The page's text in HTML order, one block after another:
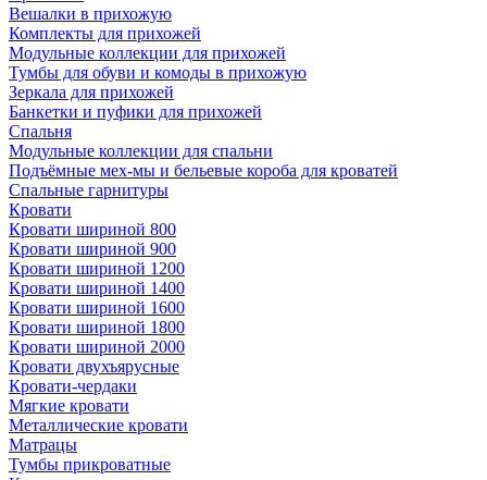
Вешалки в прихожую
Комплекты для прихожей
Модульные коллекции для прихожей
Тумбы для обуви и комоды в прихожую
Зеркала для прихожей
Банкетки и пуфики для прихожей
Спальня
Модульные коллекции для спальни
Подъёмные мех-мы и бельевые короба для кроватей
Спальные гарнитуры
Кровати
Кровати шириной 800
Кровати шириной 900
Кровати шириной 1200
Кровати шириной 1400
Кровати шириной 1600
Кровати шириной 1800
Кровати шириной 2000
Кровати двухъярусные
Кровати-чердаки
Мягкие кровати
Металлические кровати
Матрацы
Тумбы прикроватные